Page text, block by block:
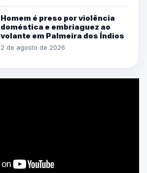
Homem é preso por violência
doméstica e embriaguez ao
volante em Palmeira dos Índios
2 de agosto de 2026